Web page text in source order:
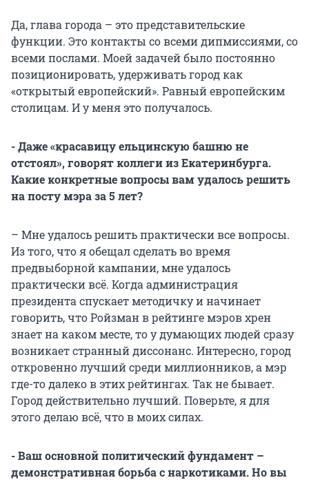
Да, глава города – это представительские
функции. Это контакты со всеми дипмиссиями, со
всеми послами. Моей задачей было постоянно
позиционировать, удерживать город как
«открытый европейский». Равный европейским
столицам. И у меня это получалось.
- Даже «красавицу ельцинскую башню не
отстоял», говорят коллеги из Екатеринбурга.
Какие конкретные вопросы вам удалось решить
на посту мэра за 5 лет?
– Мне удалось решить практически все вопросы.
Из того, что я обещал сделать во время
предвыборной кампании, мне удалось
практически всё. Когда администрация
президента спускает методичку и начинает
говорить, что Ройзман в рейтинге мэров хрен
знает на каком месте, то у думающих людей сразу
возникает странный диссонанс. Интересно, город
откровенно лучший среди миллионников, а мэр
где-то далеко в этих рейтингах. Так не бывает.
Город действительно лучший. Поверьте, я для
этого делаю всё, что в моих силах.
- Ваш основной политический фундамент –
демонстративная борьба с наркотиками. Но вы